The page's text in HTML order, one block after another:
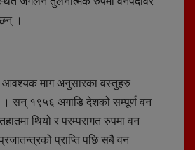
।
माग अनुसारका वस्तुहरु
। सन् १९५६ अगाडि देशको सम्पूर्ण वन
थियो र परम्परागत रुपमा वन
प्राप्ति पछि सबै वन